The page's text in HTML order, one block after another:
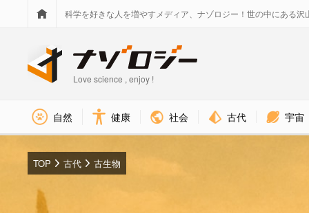
科学を好きな人を増やすメディア、ナゾロジー！世の中にある沢
Love science , enjoy !
自然 健康 社会 古代 宇宙
TOP 古代 古生物